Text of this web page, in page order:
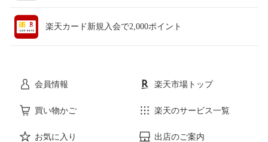
サービス・リフォーム
楽器・音響機器
楽天カード新規入会で2,000ポイント
会員情報 楽天市場トップ
買い物かご 楽天のサービス一覧
お気に入り 出店のご案内